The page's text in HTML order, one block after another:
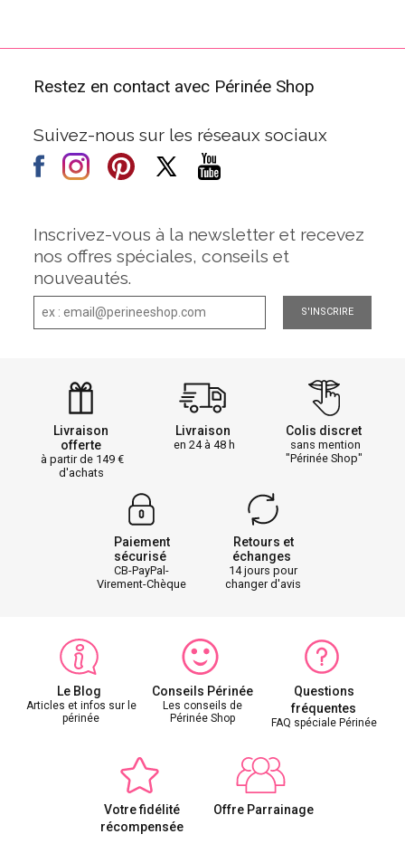
Restez en contact avec Périnée Shop
Suivez-nous sur les réseaux sociaux
Inscrivez-vous à la newsletter et recevez
nos offres spéciales, conseils et
nouveautés.
S'INSCRIRE
Livraison
offerte
à partir de 149
d'achats
Livraison
en 24 à 48 h
Colis discret
sans mention
"Périnée Shop"
Paiement
sécurisé
CB-PayPal-
Virement-Chèque
Retours et
échanges
14 jours pour
changer d'avis
Le Blog
Articles et infos sur le
périnée
Conseils Périnée
Les conseils de
Périnée Shop
Questions
fréquentes
FAQ spéciale Périnée
Votre fidélité
récompensée
Offre Parrainage